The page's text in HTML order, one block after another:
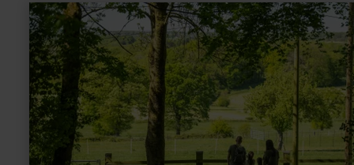
learn
more
about:
Vichtbach
–
vom
Lebensraum
zur
Naturgewalt